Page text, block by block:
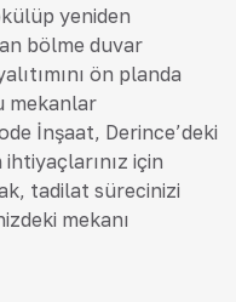
yeniden
bölme duvar
ön planda
mekanlar
İnşaat, Derince’deki
için
tadilat sürecinizi
mekanı